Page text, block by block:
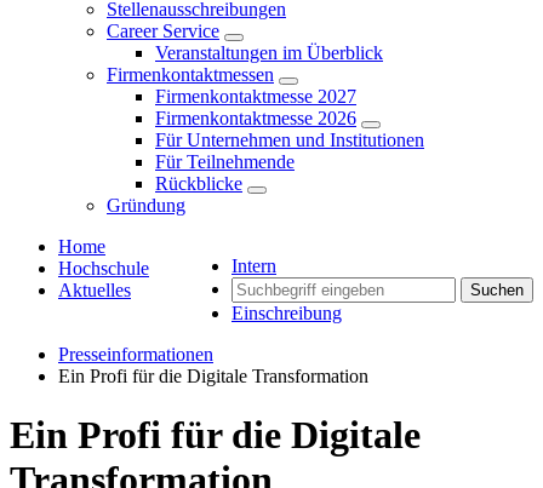
Stellenausschreibungen
Career Service
Veranstaltungen im Überblick
Firmenkontaktmessen
Firmenkontaktmesse 2027
Firmenkontaktmesse 2026
Für Unternehmen und Institutionen
Für Teilnehmende
Rückblicke
Gründung
Intern
Suchen
Einschreibung
Home
Hochschule
Aktuelles
Presseinformationen
Ein Profi für die Digitale Transformation
Ein Profi für die Digitale